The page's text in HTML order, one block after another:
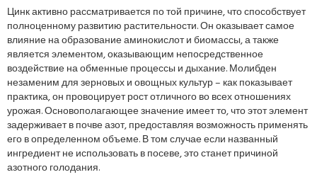
Цинк активно рассматривается по той причине, что способствует
полноценному развитию растительности. Он оказывает самое
влияние на образование аминокислот и биомассы, а также
является элементом, оказывающим непосредственное
воздействие на обменные процессы и дыхание. Молибден
незаменим для зерновых и овощных культур – как показывает
практика, он провоцирует рост отличного во всех отношениях
урожая. Основополагающее значение имеет то, что этот элемент
задерживает в почве азот, предоставляя возможность применять
его в определенном объеме. В том случае если названный
ингредиент не использовать в посеве, это станет причиной
азотного голодания.